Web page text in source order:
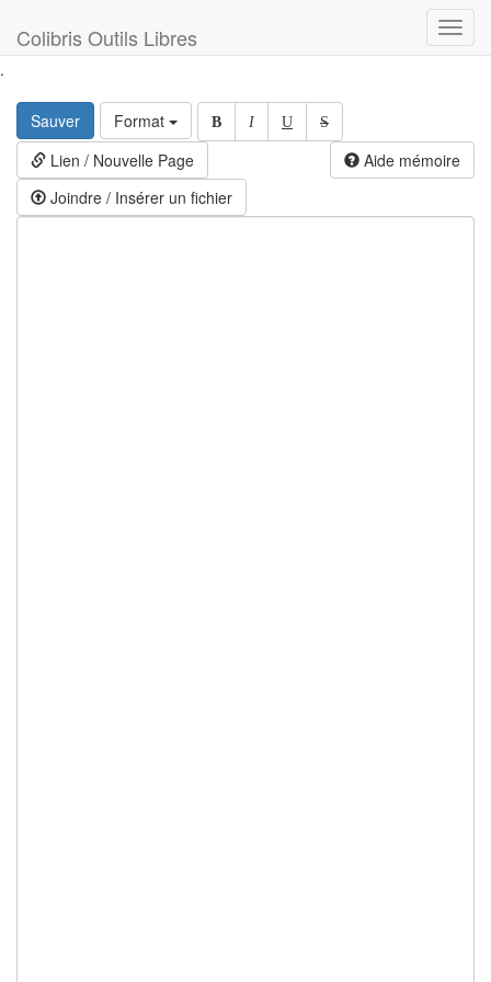
Colibris Outils Libres
.
Sauver Format B I U S
Lien / Nouvelle Page
Aide mémoire
Joindre / Insérer un fichier